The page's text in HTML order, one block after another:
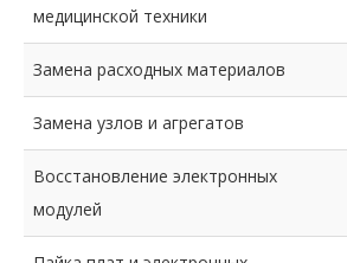
медицинской техники
Замена расходных материалов
Замена узлов и агрегатов
Восстановление электронных
модулей